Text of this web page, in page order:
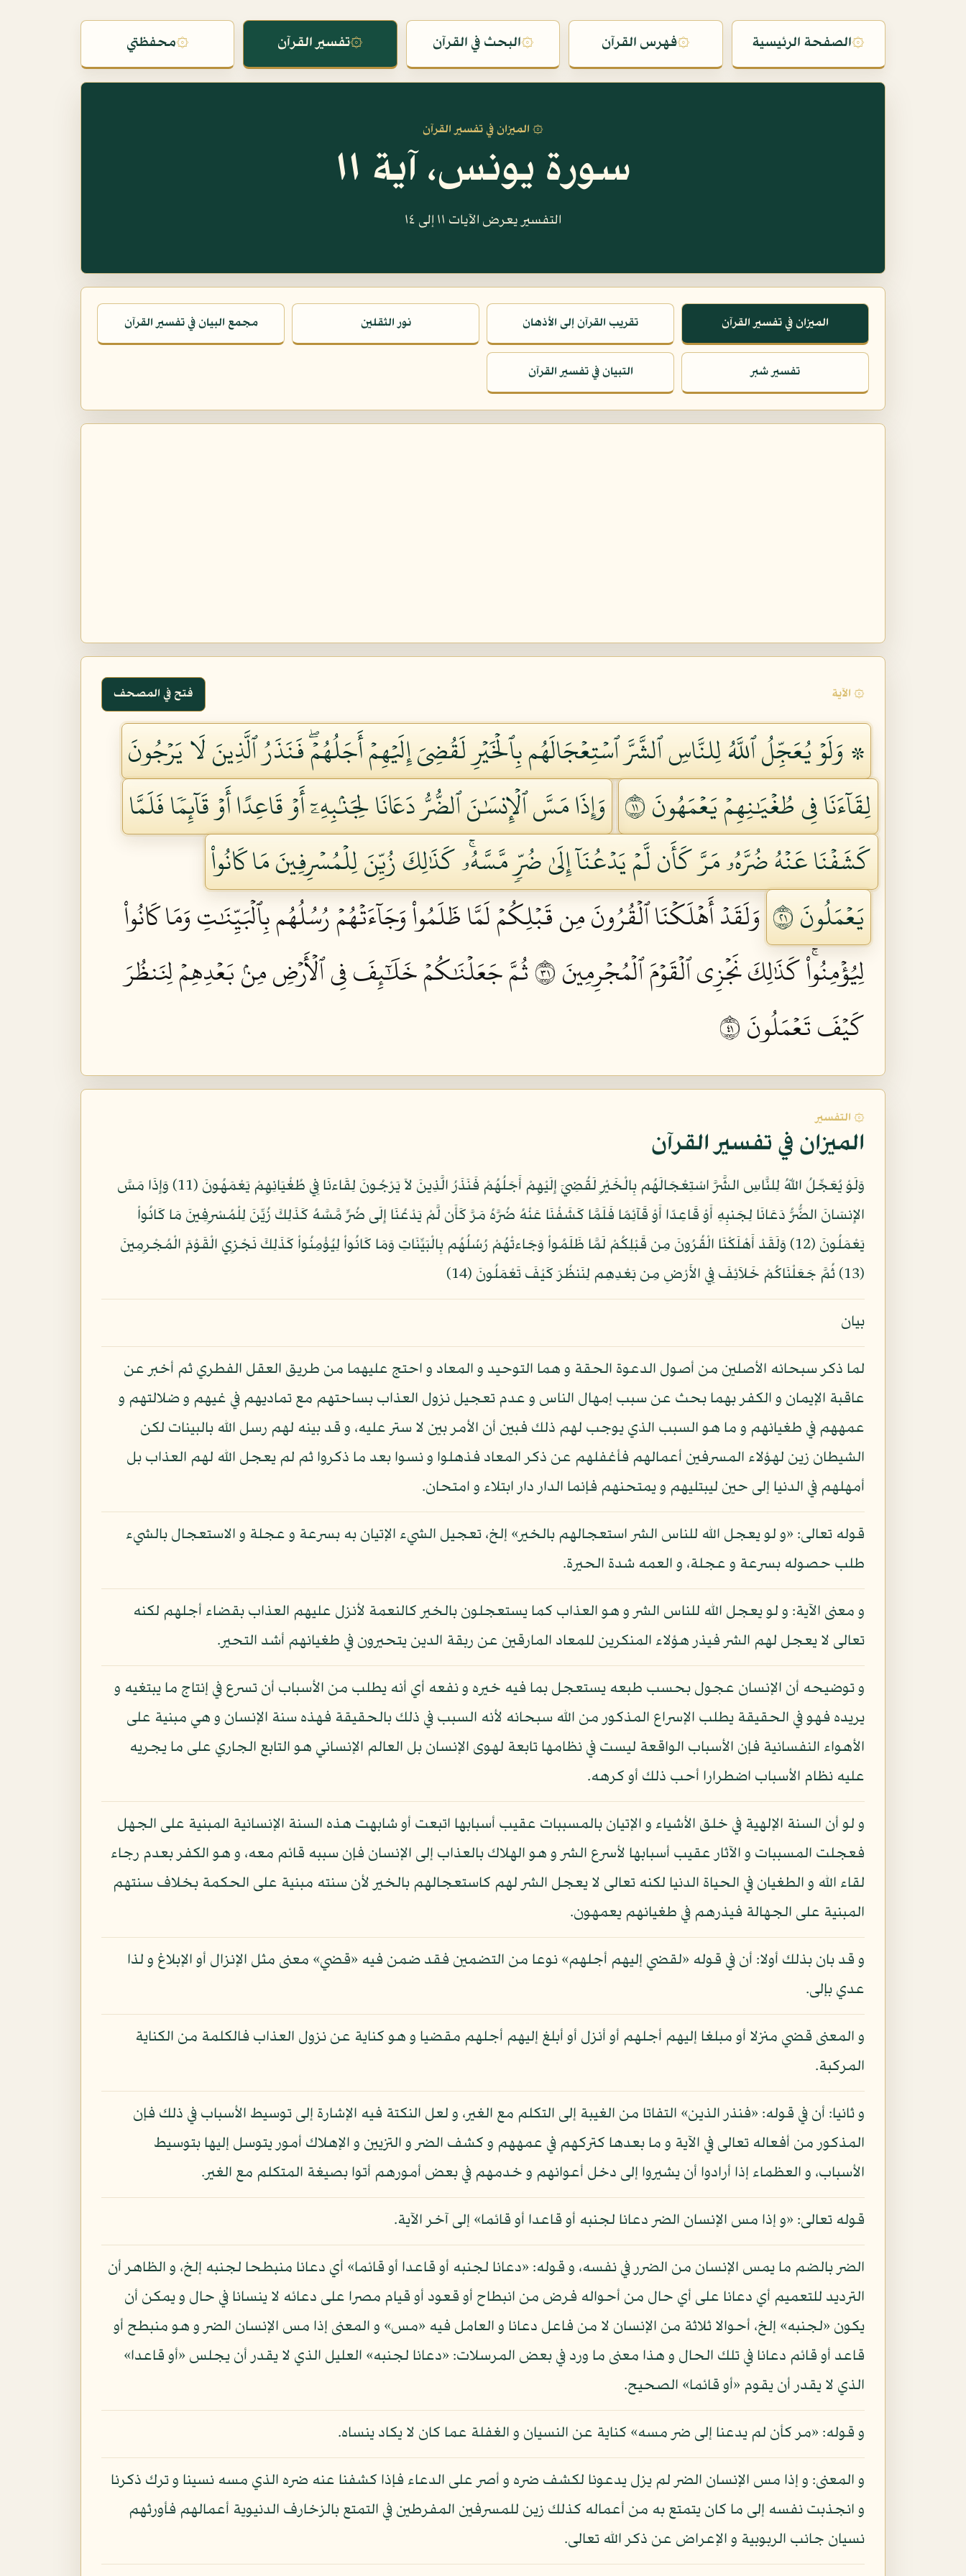
۞الصفحة الرئيسية ۞فهرس القرآن ۞البحث في القرآن ۞تفسير القرآن ۞محفظتي
۞ الميزان في تفسير القرآن
سورة يونس، آية ١١
التفسير يعرض الآيات ١١ إلى ١٤
الميزان في تفسير القرآن تقريب القرآن إلى الأذهان نور الثقلين مجمع البيان في تفسير القرآن
تفسير شبر التبيان في تفسير القرآن
۞ الآية فتح في المصحف
۞ وَلَوۡ يُعَجِّلُ ٱللَّهُ لِلنَّاسِ ٱلشَّرَّ ٱسۡتِعۡجَالَهُم بِٱلۡخَيۡرِ لَقُضِيَ إِلَيۡهِمۡ أَجَلُهُمۡۖ فَنَذَرُ ٱلَّذِينَ لَا يَرۡجُونَ
لِقَآءَنَا فِي طُغۡيَٰنِهِمۡ يَعۡمَهُونَ ١١
وَإِذَا مَسَّ ٱلۡإِنسَٰنَ ٱلضُّرُّ دَعَانَا لِجَنۢبِهِۦٓ أَوۡ قَاعِدًا أَوۡ قَآئِمٗا فَلَمَّا
كَشَفۡنَا عَنۡهُ ضُرَّهُۥ مَرَّ كَأَن لَّمۡ يَدۡعُنَآ إِلَىٰ ضُرّٖ مَّسَّهُۥۚ كَذَٰلِكَ زُيِّنَ لِلۡمُسۡرِفِينَ مَا كَانُواْ
يَعۡمَلُونَ ١٢
وَلَقَدۡ أَهۡلَكۡنَا ٱلۡقُرُونَ مِن قَبۡلِكُمۡ لَمَّا ظَلَمُواْ وَجَآءَتۡهُمۡ رُسُلُهُم بِٱلۡبَيِّنَٰتِ وَمَا كَانُواْ
لِيُؤۡمِنُواْۚ كَذَٰلِكَ نَجۡزِي ٱلۡقَوۡمَ ٱلۡمُجۡرِمِينَ ١٣
ثُمَّ جَعَلۡنَٰكُمۡ خَلَٰٓئِفَ فِي ٱلۡأَرۡضِ مِنۢ بَعۡدِهِمۡ لِنَنظُرَ
كَيۡفَ تَعۡمَلُونَ ١٤
۞ التفسير
الميزان في تفسير القرآن
وَلَوْ يُعَجِّلُ اللّهُ لِلنَّاسِ الشَّرَّ اسْتِعْجَالَهُم بِالْخَيْرِ لَقُضِيَ إِلَيْهِمْ أَجَلُهُمْ فَنَذَرُ الَّذِينَ لاَ يَرْجُونَ لِقَاءنَا فِي طُغْيَانِهِمْ يَعْمَهُونَ (11) وَإِذَا مَسَّ
الإِنسَانَ الضُّرُّ دَعَانَا لِجَنبِهِ أَوْ قَاعِدًا أَوْ قَآئِمًا فَلَمَّا كَشَفْنَا عَنْهُ ضُرَّهُ مَرَّ كَأَن لَّمْ يَدْعُنَا إِلَى ضُرٍّ مَّسَّهُ كَذَلِكَ زُيِّنَ لِلْمُسْرِفِينَ مَا كَانُواْ
يَعْمَلُونَ (12) وَلَقَدْ أَهْلَكْنَا الْقُرُونَ مِن قَبْلِكُمْ لَمَّا ظَلَمُواْ وَجَاءتْهُمْ رُسُلُهُم بِالْبَيِّنَاتِ وَمَا كَانُواْ لِيُؤْمِنُواْ كَذَلِكَ نَجْزِي الْقَوْمَ الْمُجْرِمِينَ
(13) ثُمَّ جَعَلْنَاكُمْ خَلاَئِفَ فِي الأَرْضِ مِن بَعْدِهِم لِنَنظُرَ كَيْفَ تَعْمَلُونَ (14)
بيان
لما ذكر سبحانه الأصلين من أصول الدعوة الحقة و هما التوحيد و المعاد و احتج عليهما من طريق العقل الفطري ثم أخبر عن
عاقبة الإيمان و الكفر بهما بحث عن سبب إمهال الناس و عدم تعجيل نزول العذاب بساحتهم مع تماديهم في غيهم و ضلالتهم و
عمههم في طغيانهم و ما هو السبب الذي يوجب لهم ذلك فبين أن الأمر بين لا ستر عليه، و قد بينه لهم رسل الله بالبينات لكن
الشيطان زين لهؤلاء المسرفين أعمالهم فأغفلهم عن ذكر المعاد فذهلوا و نسوا بعد ما ذكروا ثم لم يعجل الله لهم العذاب بل
أمهلهم في الدنيا إلى حين ليبتليهم و يمتحنهم فإنما الدار دار ابتلاء و امتحان.
قوله تعالى: «و لو يعجل الله للناس الشر استعجالهم بالخير» إلخ، تعجيل الشيء الإتيان به بسرعة و عجلة و الاستعجال بالشيء
طلب حصوله بسرعة و عجلة، و العمه شدة الحيرة.
و معنى الآية: و لو يعجل الله للناس الشر و هو العذاب كما يستعجلون بالخير كالنعمة لأنزل عليهم العذاب بقضاء أجلهم لكنه
تعالى لا يعجل لهم الشر فيذر هؤلاء المنكرين للمعاد المارقين عن ربقة الدين يتحيرون في طغيانهم أشد التحير.
و توضيحه أن الإنسان عجول بحسب طبعه يستعجل بما فيه خيره و نفعه أي أنه يطلب من الأسباب أن تسرع في إنتاج ما يبتغيه و
يريده فهو في الحقيقة يطلب الإسراع المذكور من الله سبحانه لأنه السبب في ذلك بالحقيقة فهذه سنة الإنسان و هي مبنية على
الأهواء النفسانية فإن الأسباب الواقعة ليست في نظامها تابعة لهوى الإنسان بل العالم الإنساني هو التابع الجاري على ما يجريه
عليه نظام الأسباب اضطرارا أحب ذلك أو كرهه.
و لو أن السنة الإلهية في خلق الأشياء و الإتيان بالمسببات عقيب أسبابها اتبعت أو شابهت هذه السنة الإنسانية المبنية على الجهل
فعجلت المسببات و الآثار عقيب أسبابها لأسرع الشر و هو الهلاك بالعذاب إلى الإنسان فإن سببه قائم معه، و هو الكفر بعدم رجاء
لقاء الله و الطغيان في الحياة الدنيا لكنه تعالى لا يعجل الشر لهم كاستعجالهم بالخير لأن سنته مبنية على الحكمة بخلاف سنتهم
المبنية على الجهالة فيذرهم في طغيانهم يعمهون.
و قد بان بذلك أولا: أن في قوله «لقضي إليهم أجلهم» نوعا من التضمين فقد ضمن فيه «قضي» معنى مثل الإنزال أو الإبلاغ و لذا
عدي بإلى.
و المعنى قضي منزلا أو مبلغا إليهم أجلهم أو أنزل أو أبلغ إليهم أجلهم مقضيا و هو كناية عن نزول العذاب فالكلمة من الكناية
المركبة.
و ثانيا: أن في قوله: «فنذر الذين» التفاتا من الغيبة إلى التكلم مع الغير، و لعل النكتة فيه الإشارة إلى توسيط الأسباب في ذلك فإن
المذكور من أفعاله تعالى في الآية و ما بعدها كتركهم في عمههم و كشف الضر و التزيين و الإهلاك أمور يتوسل إليها بتوسيط
الأسباب، و العظماء إذا أرادوا أن يشيروا إلى دخل أعوانهم و خدمهم في بعض أمورهم أتوا بصيغة المتكلم مع الغير.
قوله تعالى: «و إذا مس الإنسان الضر دعانا لجنبه أو قاعدا أو قائما» إلى آخر الآية.
الضر بالضم ما يمس الإنسان من الضرر في نفسه، و قوله: «دعانا لجنبه أو قاعدا أو قائما» أي دعانا منبطحا لجنبه إلخ، و الظاهر أن
الترديد للتعميم أي دعانا على أي حال من أحواله فرض من انبطاح أو قعود أو قيام مصرا على دعائه لا ينسانا في حال و يمكن أن
يكون «لجنبه» إلخ، أحوالا ثلاثة من الإنسان لا من فاعل دعانا و العامل فيه «مس» و المعنى إذا مس الإنسان الضر و هو منبطح أو
قاعد أو قائم دعانا في تلك الحال و هذا معنى ما ورد في بعض المرسلات: «دعانا لجنبه» العليل الذي لا يقدر أن يجلس «أو قاعدا»
الذي لا يقدر أن يقوم «أو قائما» الصحيح.
و قوله: «مر كأن لم يدعنا إلى ضر مسه» كناية عن النسيان و الغفلة عما كان لا يكاد ينساه.
و المعنى: و إذا مس الإنسان الضر لم يزل يدعونا لكشف ضره و أصر على الدعاء فإذا كشفنا عنه ضره الذي مسه نسينا و ترك ذكرنا
و انجذبت نفسه إلى ما كان يتمتع به من أعماله كذلك زين للمسرفين المفرطين في التمتع بالزخارف الدنيوية أعمالهم فأورثهم
نسيان جانب الربوبية و الإعراض عن ذكر الله تعالى.